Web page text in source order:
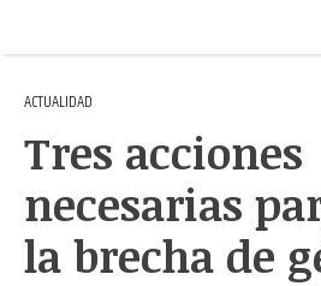
ACTUALIDAD
Tres acciones
necesarias
la brecha de